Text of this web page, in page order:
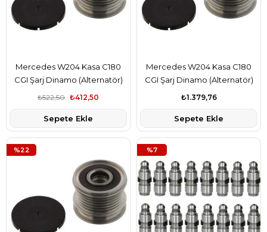
Mercedes W204 Kasa C180
CGI Şarj Dinamo (Alternatör)
Kasnağı İthal Marka
₺412,50
₺522,50
Sepete Ekle
Mercedes W204 Kasa C180
CGI Şarj Dinamo (Alternatör)
Kasnağı Conti Marka
₺1.379,76
Sepete Ekle
%22 %7